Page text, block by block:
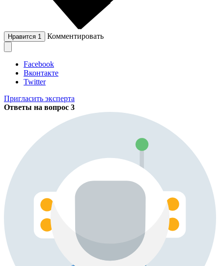
Нравится 1 Комментировать
Facebook
Вконтакте
Twitter
Пригласить эксперта
Ответы на вопрос 3